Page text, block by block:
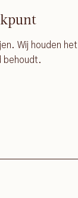
Wij houden het
behoudt.